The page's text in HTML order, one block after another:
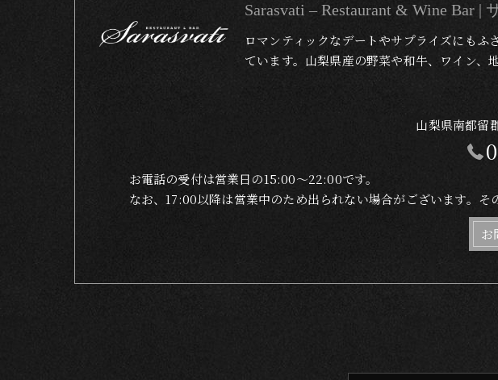
Sarasvati – Restaurant & Wine Bar
ロマンティックなデートやサプライズにも
ています。山梨県産の野菜や和牛、ワイン、
山梨県南都留
お電話の受付は営業日の15:00〜22:00です。
なお、17:00以降は営業中のため出られない場合がございます。
お